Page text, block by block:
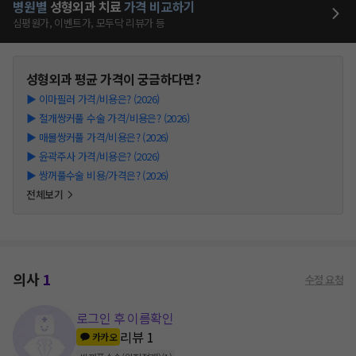
병원별 성형외과 치료가격 비교하기
심평원가, 이벤트가, 모두닥 리뷰가 등
성형외과평균 가격이 궁금하다면?
▶ 이마필러 가격/비용은? (2026)
▶ 절개쌍커풀 수술 가격/비용은? (2026)
▶ 매몰쌍커풀 가격/비용은? (2026)
▶ 윤곽주사 가격/비용은? (2026)
▶ 쌍꺼풀수술 비용/가격은? (2026)
전체보기
의사1 수정 요청
로그인 후 이름확인
카카오 리뷰 1